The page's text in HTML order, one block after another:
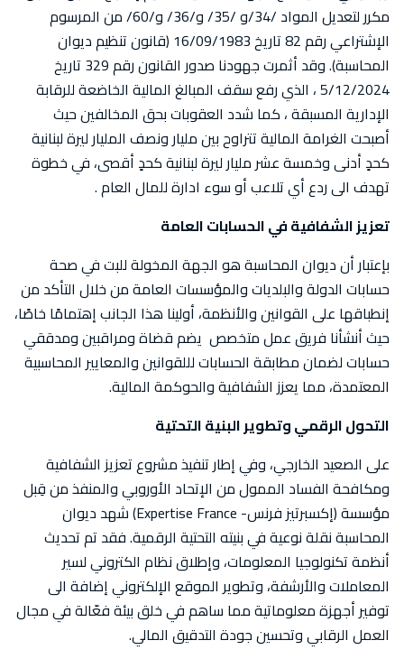
مكرر لتعديل المواد /34/و /35/ و/36/ و/60/ من المرسوم
الإشتراعي رقم 82 تاريخ 16/09/1983 (قانون تنظيم ديوان
المحاسبة). وقد أثمرت جهودنا صدور القانون رقم 329 تاريخ
5/12/2024 ، الذي رفع سقف المبالغ المالية الخاضعة للرقابة
الإدارية المسبقة ، كما شدد العقوبات بحق المخالفين حيث
أصبحت الغرامة المالية تتراوح بين مليار ونصف المليار ليرة لبنانية
كحدٍ أدنى وخمسة عشر مليار ليرة لبنانية كحدٍ أقصى، في خطوة
تهدف الى ردع أي تلاعب أو سوء ادارة للمال العام .
تعزيز الشفافية في الحسابات العامة
بإعتبار أن ديوان المحاسبة هو الجهة المخولة للبت في صحة
حسابات الدولة والبلديات والمؤسسات العامة من خلال التأكد من
إنطباقها على القوانين والأنظمة، أولينا هذا الجانب إهتمامًا خاصًا،
حيث أنشأنا فريق عمل متخصص يضم قضاة ومراقبين ومدققي
حسابات لضمان مطابقة الحسابات لللقوانين والمعايير المحاسبية
المعتمدة، مما يعزز الشفافية والحوكمة المالية.
التحول الرقمي وتطوير البنية التحتية
على الصعيد الخارجي، وفي إطار تنفيذ مشروع تعزيز الشفافية
ومكافحة الفساد الممول من الإتحاد الأوروبي والمنفذ من قِبل
مؤسسة (إكسبرتيز فرنس- Expertise France) شهد ديوان
المحاسبة نقلة نوعية في بنيته التحتية الرقمية. فقد تم تحديث
أنظمة تكنولوجيا المعلومات، وإطلاق نظام الكتروني لسير
المعاملات والأرشفة، وتطوير الموقع الإلكتروني إضافة الى
توفير أجهزة معلوماتية مما ساهم في خلق بيئة فعّالة في مجال
العمل الرقابي وتحسين جودة التدقيق المالي.